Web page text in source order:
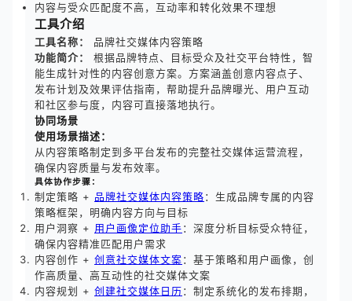
内容与受众匹配度不高，互动率和转化效果不理想
工具介绍
工具名称：
品牌社交媒体内容策略
功能简介：
根据品牌特点、目标受众及社交平台特性，智
能生成针对性的内容创意方案。方案涵盖创意内容点子、
发布计划及效果评估指南，帮助提升品牌曝光、用户互动
和社区参与度，内容可直接落地执行。
协同场景
使用场景描述：
从内容策略制定到多平台发布的完整社交媒体运营流程，
确保内容质量与发布效率。
具体协作步骤：
制定策略 + 品牌社交媒体内容策略：生成品牌专属的内容
策略框架，明确内容方向与目标
用户洞察 + 用户画像定位助手：深度分析目标受众特征，
确保内容精准匹配用户需求
内容创作 + 创意社交媒体文案：基于策略和用户画像，创
作高质量、高互动性的社交媒体文案
内容规划 + 创建社交媒体日历：制定系统化的发布排期，